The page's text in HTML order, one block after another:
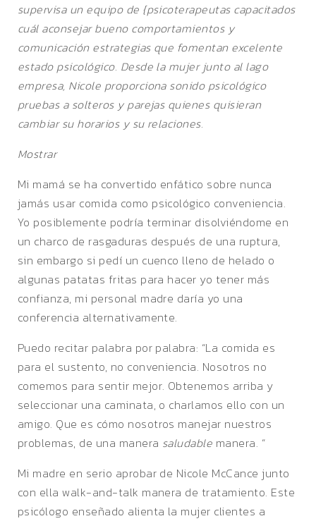
supervisa un equipo de {psicoterapeutas capacitados
cuál aconsejar bueno comportamientos y
comunicación estrategias que fomentan excelente
estado psicológico. Desde la mujer junto al lago
empresa, Nicole proporciona sonido psicológico
pruebas a solteros y parejas quienes quisieran
cambiar su horarios y su relaciones.
Mostrar
Mi mamá se ha convertido enfático sobre nunca
jamás usar comida como psicológico conveniencia.
Yo posiblemente podría terminar disolviéndome en
un charco de rasgaduras después de una ruptura,
sin embargo si pedí un cuenco lleno de helado o
algunas patatas fritas para hacer yo tener más
confianza, mi personal madre daría yo una
conferencia alternativamente.
Puedo recitar palabra por palabra: “La comida es
para el sustento, no conveniencia. Nosotros no
comemos para sentir mejor. Obtenemos arriba y
seleccionar una caminata, o charlamos ello con un
amigo. Que es cómo nosotros manejar nuestros
problemas, de una manera saludable manera. “
Mi madre en serio aprobar de Nicole McCance junto
con ella walk-and-talk manera de tratamiento. Este
psicólogo enseñado alienta la mujer clientes a